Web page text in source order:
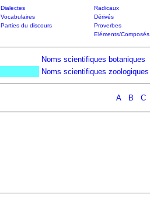
Dialectes Radicaux
Vocabulaires Dérivés
Parties du discours Proverbes
Eléments/Composés
Noms scientifiques botaniques
Noms scientifiques zoologiques
A B C